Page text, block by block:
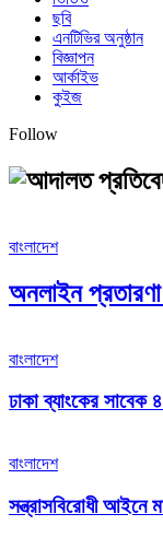
ছবি
এনটিভির অনুষ্ঠান
বিজ্ঞাপন
আর্কাইভ
কুইজ
Follow
বাংলাদেশ
অনলাইন প্রতারণা
বাংলাদেশ
ঢাকা ব্যাংকের সাবেক
বাংলাদেশ
সন্ত্রাসবিরোধী আইনে